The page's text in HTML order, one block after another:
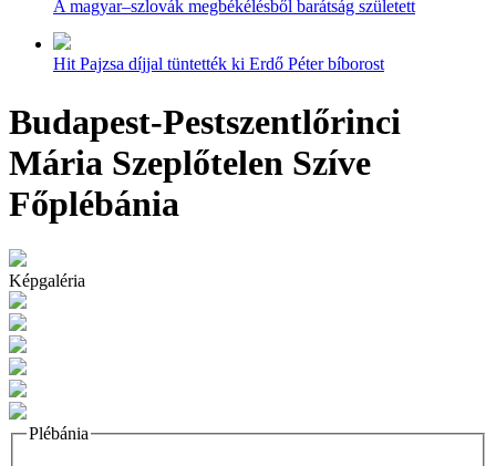
A magyar–szlovák megbékélésből barátság született
Hit Pajzsa díjjal tüntették ki Erdő Péter bíborost
Budapest-Pestszentlőrinci
Mária Szeplőtelen Szíve
Főplébánia
Képgaléria
Plébánia